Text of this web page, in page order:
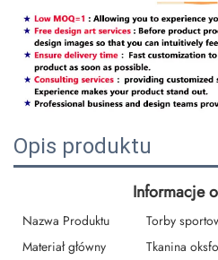
Opis produktu
Informacje
Nazwa Produktu
Torby
Materiał główny
Tkanina